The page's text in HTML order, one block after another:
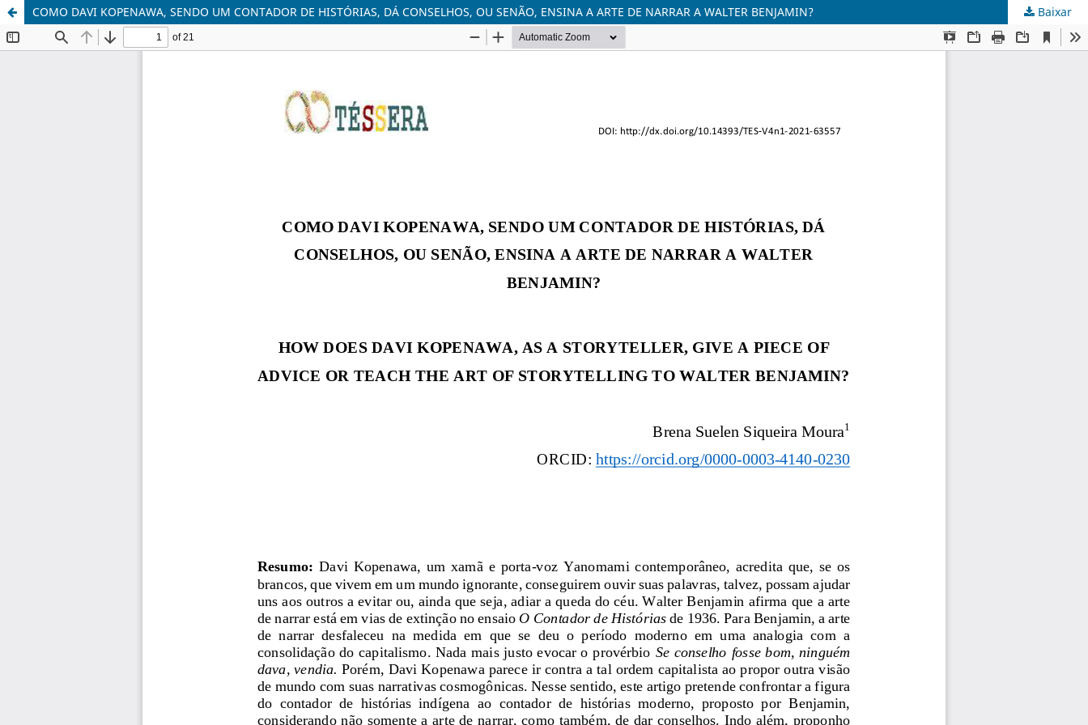
COMO DAVI KOPENAWA, SENDO UM CONTADOR DE HISTÓRIAS, DÁ CONSELHOS, OU SENÃO, ENSINA A ARTE DE NARRAR A WALTER BENJAMIN? Baixar